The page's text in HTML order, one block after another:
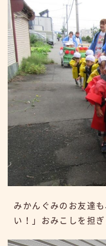
みかんぐみのお友達
い！」おみこしを担